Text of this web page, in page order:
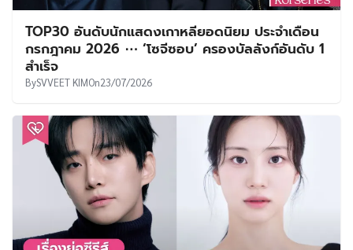
TOP30 อันดับนักแสดงเกาหลียอดนิยม ประจำเดือน
กรกฎาคม 2026 ⋯ ‘โซจีซอบ’ ครองบัลลังก์อันดับ 1
สำเร็จ
BySVVEET KIMOn23/07/2026